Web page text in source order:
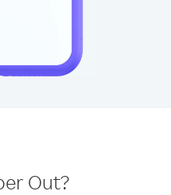
Out?